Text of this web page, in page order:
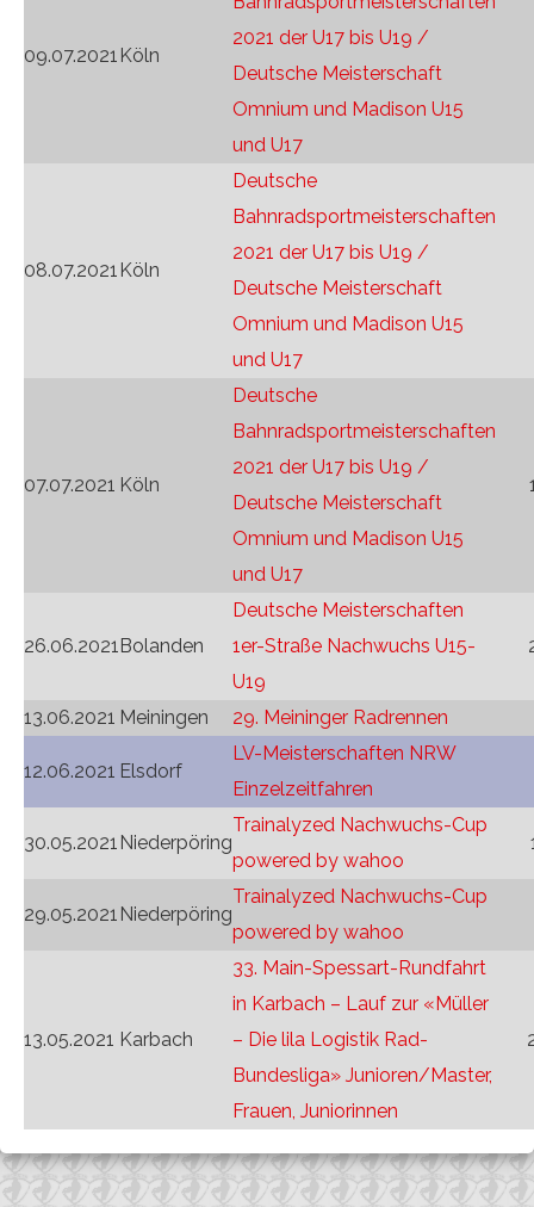
09.07.2021 Köln
2021 der U17 bis U19 /
Deutsche Meisterschaft
Omnium und Madison U15
und U17
08.07.2021 Köln
Deutsche
Bahnradsportmeisterschaften
2021 der U17 bis U19 /
Deutsche Meisterschaft
Omnium und Madison U15
und U17
07.07.2021 Köln
Deutsche
Bahnradsportmeisterschaften
2021 der U17 bis U19 /
Deutsche Meisterschaft
Omnium und Madison U15
und U17
26.06.2021 Bolanden
Deutsche Meisterschaften
1er-Straße Nachwuchs U15-
U19
13.06.2021 Meiningen 29. Meininger Radrennen
12.06.2021 Elsdorf
LV-Meisterschaften NRW
Einzelzeitfahren
30.05.2021 Niederpöring
Trainalyzed Nachwuchs-Cup
powered by wahoo
29.05.2021 Niederpöring
Trainalyzed Nachwuchs-Cup
powered by wahoo
13.05.2021 Karbach
33. Main-Spessart-Rundfahrt
in Karbach – Lauf zur «Müller
– Die lila Logistik Rad-
Bundesliga» Junioren/Master,
Frauen, Juniorinnen